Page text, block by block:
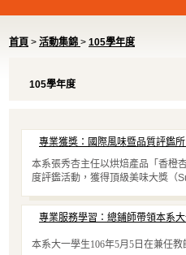
首頁 > 活動集錦 > 105學年度
105學年度
專業獲獎：國際風味暨品質評鑑
本系張秀杏主任以烘焙產品「香橙
度評鑑活動，獲得頂級美味大獎（
專業服務學習：總鋪師帶領本系
本系大一學生106年5月5日在兼任